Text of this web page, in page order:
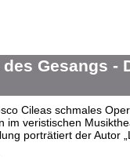
Gesangs -
Cileas schmales
im veristischen
porträtiert der Autor